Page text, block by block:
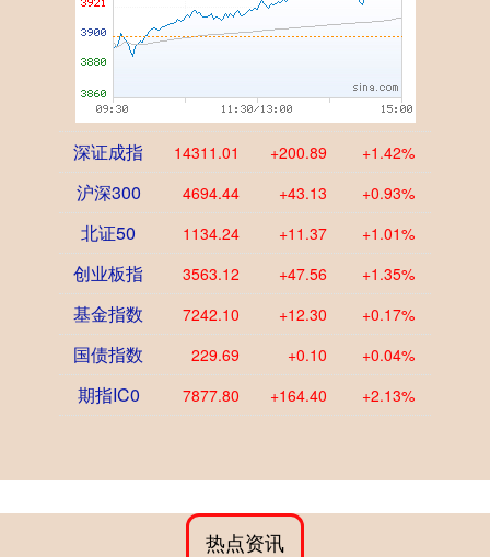
深证成指 14311.01 +200.89 +1.42%
沪深300 4694.44 +43.13 +0.93%
北证50 1134.24 +11.37 +1.01%
创业板指 3563.12 +47.56 +1.35%
基金指数 7242.10 +12.30 +0.17%
国债指数 229.69 +0.10 +0.04%
期指IC0 7877.80 +164.40 +2.13%
热点资讯